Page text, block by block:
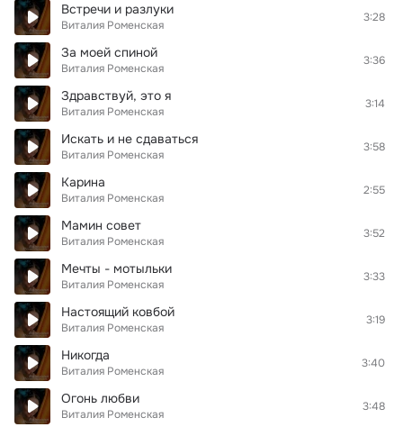
Встречи и разлуки
Виталия Роменская
3:28
За моей спиной
Виталия Роменская
3:36
Здравствуй, это я
Виталия Роменская
3:14
Искать и не сдаваться
Виталия Роменская
3:58
Карина
Виталия Роменская
2:55
Мамин совет
Виталия Роменская
3:52
Мечты - мотыльки
Виталия Роменская
3:33
Настоящий ковбой
Виталия Роменская
3:19
Никогда
Виталия Роменская
3:40
Огонь любви
Виталия Роменская
3:48